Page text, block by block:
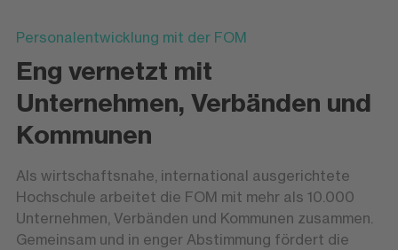
Personalentwicklung mit der FOM
Eng vernetzt mit
Unternehmen, Verbänden und
Kommunen
Als wirtschaftsnahe, international ausgerichtete
Hochschule arbeitet die FOM mit mehr als 10.000
Unternehmen, Verbänden und Kommunen zusammen.
Gemeinsam und in enger Abstimmung fördert die